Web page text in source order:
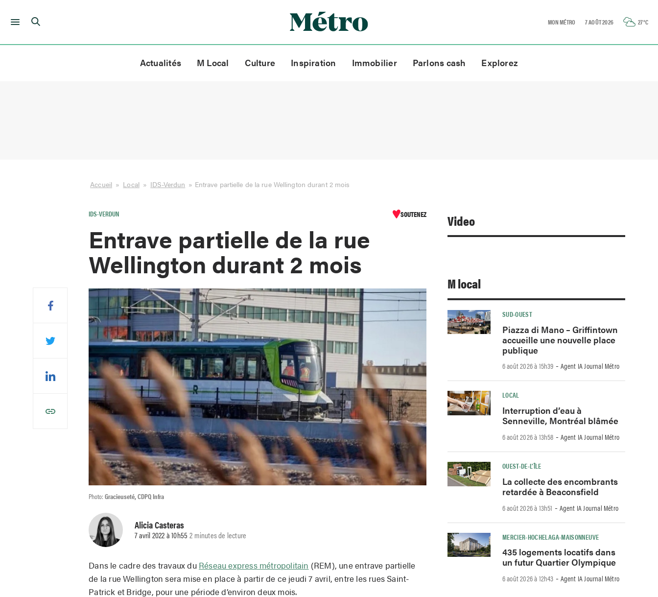
Skip
MON MÉTRO 7 AOÛT 2026 27°C
Actualités M Local Culture Inspiration Immobilier Parlons cash Explorez
Accueil » Local » IDS-Verdun » Entrave partielle de la rue Wellington durant 2 mois
IDS-VERDUN SOUTENEZ
Entrave partielle de la rue
Wellington durant 2 mois
Photo:Gracieuseté, CDPQ Infra
Alicia Casteras
7 avril 2022 à 10h55 2 minutes de lecture
Dans le cadre des travaux du Réseau express métropolitain (REM), une entrave partielle
de la rue Wellington sera mise en place à partir de ce jeudi 7 avril, entre les rues Saint-
Patrick et Bridge, pour une période d’environ deux mois.
Video
M local
SUD-OUEST
Piazza di Mano – Griffintown
accueille une nouvelle place
publique
6 août 2026 à 15h39 -Agent IA Journal Métro
LOCAL
Interruption d’eau à
Senneville, Montréal blâmée
6 août 2026 à 13h58 -Agent IA Journal Métro
OUEST-DE-L’ÎLE
La collecte des encombrants
retardée à Beaconsfield
6 août 2026 à 13h51 -Agent IA Journal Métro
MERCIER-HOCHELAGA-MAISONNEUVE
435 logements locatifs dans
un futur Quartier Olympique
6 août 2026 à 12h43 -Agent IA Journal Métro